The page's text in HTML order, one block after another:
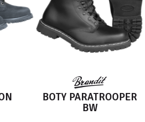
BOTY PARATROOPER
BW